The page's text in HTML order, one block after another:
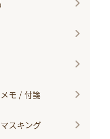
モ / 付箋
スキング